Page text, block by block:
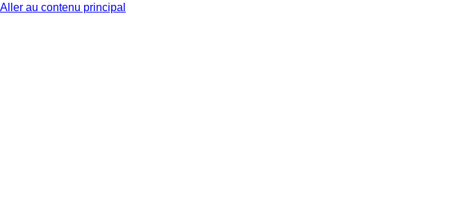
Aller au contenu principal